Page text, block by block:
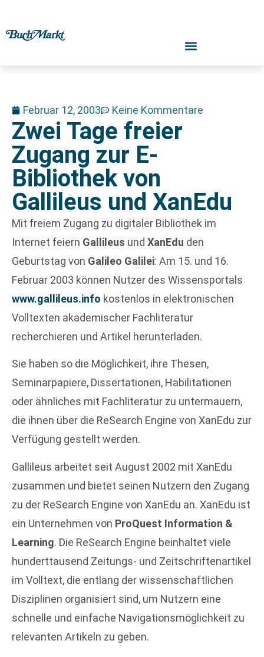
Februar 12, 2003 Keine Kommentare
Zwei Tage freier
Zugang zur E-
Bibliothek von
Gallileus und XanEdu
Mit freiem Zugang zu digitaler Bibliothek im
Internet feiern Gallileus und XanEdu den
Geburtstag von Galileo Galilei: Am 15. und 16.
Februar 2003 können Nutzer des Wissensportals
www.gallileus.info kostenlos in elektronischen
Volltexten akademischer Fachliteratur
recherchieren und Artikel herunterladen.
Sie haben so die Möglichkeit, ihre Thesen,
Seminarpapiere, Dissertationen, Habilitationen
oder ähnliches mit Fachliteratur zu untermauern,
die ihnen über die ReSearch Engine von XanEdu zur
Verfügung gestellt werden.
Gallileus arbeitet seit August 2002 mit XanEdu
zusammen und bietet seinen Nutzern den Zugang
zu der ReSearch Engine von XanEdu an. XanEdu ist
ein Unternehmen von ProQuest Information &
Learning. Die ReSearch Engine beinhaltet viele
hunderttausend Zeitungs- und Zeitschriftenartikel
im Volltext, die entlang der wissenschaftlichen
Disziplinen organisiert sind, um Nutzern eine
schnelle und einfache Navigationsmöglichkeit zu
relevanten Artikeln zu geben.